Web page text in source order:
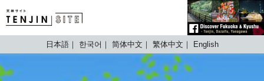
TENJIN SITE
日本語 한국어 简体中文 繁体中文 English